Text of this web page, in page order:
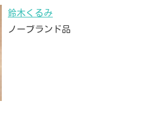
鈴木くるみ
ノーブランド品